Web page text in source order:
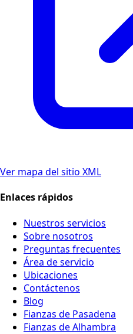
Ver mapa del sitio XML
Enlaces rápidos
Nuestros servicios
Sobre nosotros
Preguntas frecuentes
Área de servicio
Ubicaciones
Contáctenos
Blog
Fianzas de Pasadena
Fianzas de Alhambra